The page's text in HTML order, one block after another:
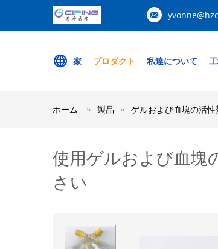
家 プロダクト 私達について
ホーム 製品 ゲルおよび血塊の活性
使用ゲルおよび血塊
さい